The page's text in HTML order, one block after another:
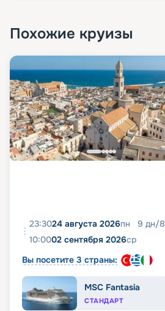
Похожие круизы
23:3024 августа 2026пн 9 дн/8
10:0002 сентября 2026ср
Вы посетите 3 страны:
MSC Fantasia
СТАНДАРТ